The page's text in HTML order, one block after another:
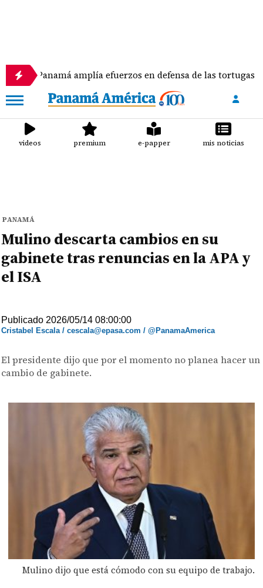
amplía efuerzos en defensa de las tortugas marinas
videos premium e-papper mis noticias
PANAMÁ
Mulino descarta cambios en su
gabinete tras renuncias en la APA y
el ISA
Publicado 2026/05/14 08:00:00
Cristabel Escala / cescala@epasa.com / @PanamaAmerica
El presidente dijo que por el momento no planea hacer un
cambio de gabinete.
Mulino dijo que está cómodo con su equipo de trabajo.